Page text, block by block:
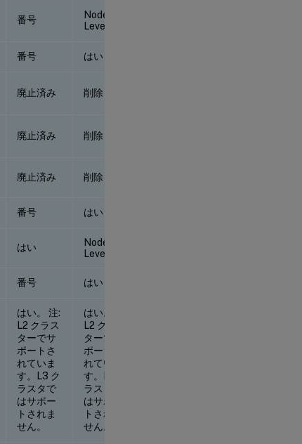
番号
Node-
Level
番号 はい
廃止済み 削除
廃止済み 削除
廃止済み 削除
番号 はい
はい
Node-
Level
番号 はい
はい。 注:
L2 クラス
ターでサ
ポートさ
れていま
す。L3 ク
ラスタで
はサポー
トされま
せん。
はい。 注:
L2 クラス
ターでサ
ポートさ
れていま
す。L3 ク
ラスタで
はサポー
トされま
せん。